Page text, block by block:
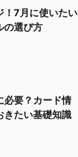
！7月に使いたい
の選び方
必要？カード情
きたい基礎知識